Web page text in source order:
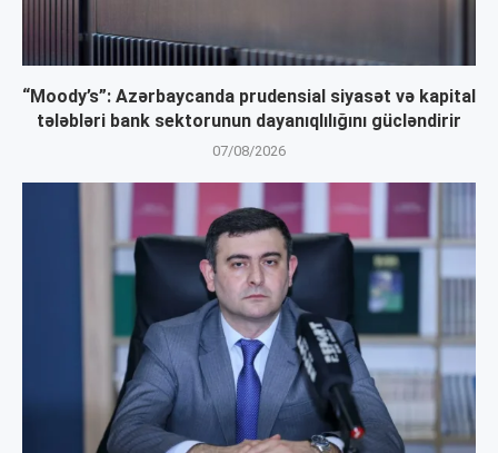
“Moody’s”: Azərbaycanda prudensial siyasət və kapital
tələbləri bank sektorunun dayanıqlılığını gücləndirir
07/08/2026